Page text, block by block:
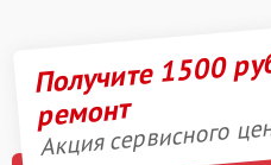
Получите 1500
ремонт
Акция сервисного